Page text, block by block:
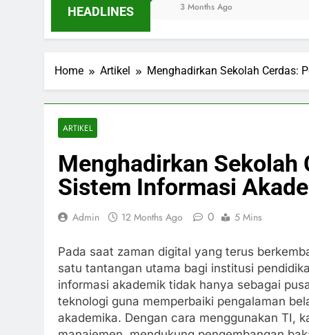
HEADLINES3 Months Ago
Home Artikel Menghadirkan Sekolah Cerdas:
ARTIKEL
Menghadirkan Sekolah
Sistem Informasi
Admin 12 Months Ago 0 5 Mins
Pada saat zaman digital yang terus
satu tantangan utama bagi institusi
informasi akademik tidak hanya sebagai
teknologi guna memperbaiki pengalaman
akademika. Dengan cara menggunakan TI,